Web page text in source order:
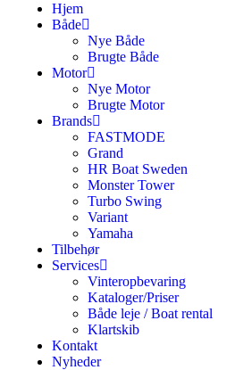
Hjem
Både
Nye Både
Brugte Både
Motor
Nye Motor
Brugte Motor
Brands
FASTMODE
Grand
HR Boat Sweden
Monster Tower
Turbo Swing
Variant
Yamaha
Tilbehør
Services
Vinteropbevaring
Kataloger/Priser
Både leje / Boat rental
Klartskib
Kontakt
Nyheder